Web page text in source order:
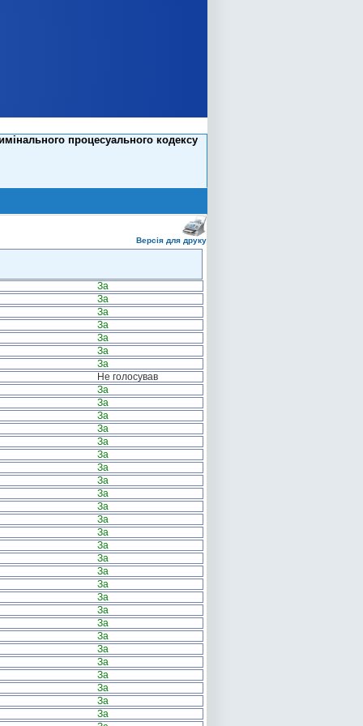
процесуального кодексу
Версія для друку
За
За
За
За
За
За
За
Не голосував
За
За
За
За
За
За
За
За
За
За
За
За
За
За
За
За
За
За
За
За
За
За
За
За
За
За